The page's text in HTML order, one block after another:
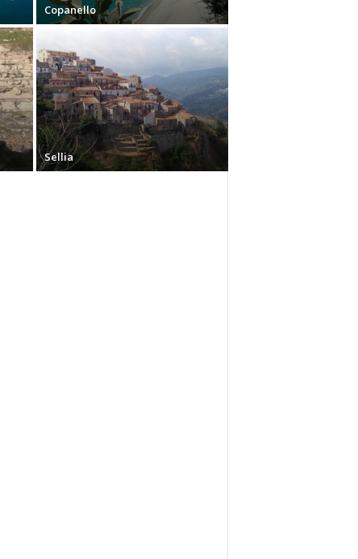
Copanello
Sellia